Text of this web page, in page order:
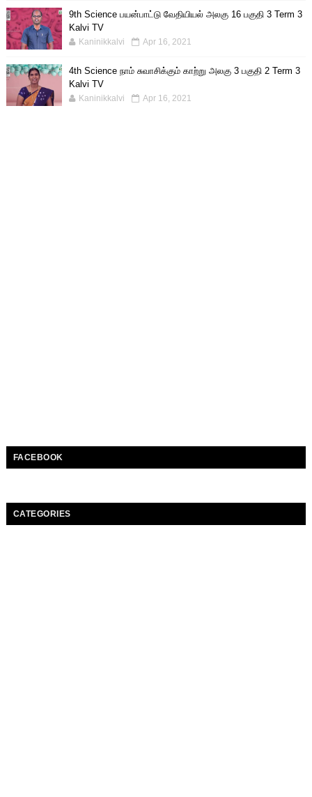
9th Science பயன்பாட்டு வேதியியல் அலகு 16 பகுதி 3 Term 3
Kalvi TV
Kaninikkalvi Apr 16, 2021
4th Science நாம் சுவாசிக்கும் காற்று அலகு 3 பகுதி 2 Term 3
Kalvi TV
Kaninikkalvi Apr 16, 2021
FACEBOOK
CATEGORIES